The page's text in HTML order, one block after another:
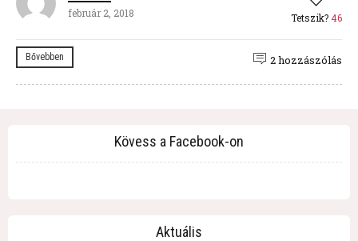
február 2, 2018
Tetszik?46
Bővebben 2 hozzászólás
Kövess a Facebook-on
Aktuális